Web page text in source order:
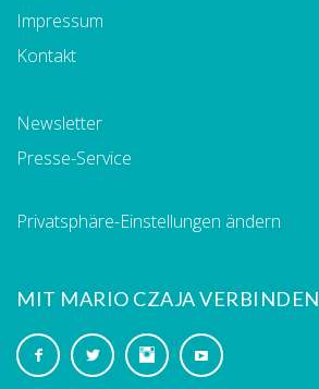
Impressum
Kontakt
Newsletter
Presse-Service
Privatsphäre-Einstellungen ändern
MIT MARIO CZAJA VERBINDEN